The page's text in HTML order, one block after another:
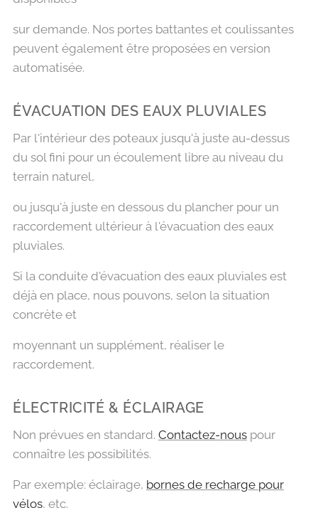
sur demande. Nos portes battantes et coulissantes
peuvent également être proposées en version
automatisée.
ÉVACUATION DES EAUX PLUVIALES
Par l'intérieur des poteaux jusqu'à juste au-dessus
du sol fini pour un écoulement libre au niveau du
terrain naturel,
ou jusqu'à juste en dessous du plancher pour un
raccordement ultérieur à l'évacuation des eaux
pluviales.
Si la conduite d'évacuation des eaux pluviales est
déjà en place, nous pouvons, selon la situation
concrète et
moyennant un supplément, réaliser le
raccordement.
ÉLECTRICITÉ & ÉCLAIRAGE
Non prévues en standard. Contactez-nous pour
connaître les possibilités.
Par exemple: éclairage, bornes de recharge pour
vélos, etc.